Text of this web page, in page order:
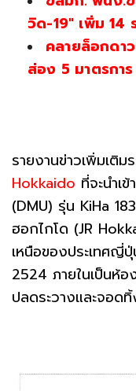
วิด-19" เพิ่ม 14
คลายล็อกดา
ส่อง 5 มาตรการ
รายงานข่าวเพิ่มเติม
Hokkaido ที่จะนำเ
(DMU) รุ่น KiHa
ฮอกไกโด (JR
เหนือของประเทศญี่
2524 ภายในเป็นห้
ปลดระวางและจอด